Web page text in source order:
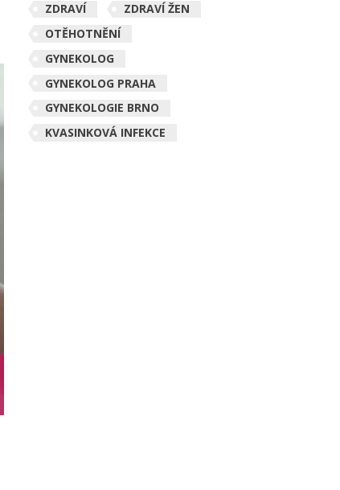
ZDRAVÍ
ZDRAVÍ ŽEN
OTĚHOTNĚNÍ
GYNEKOLOG
GYNEKOLOG PRAHA
GYNEKOLOGIE BRNO
KVASINKOVÁ INFEKCE